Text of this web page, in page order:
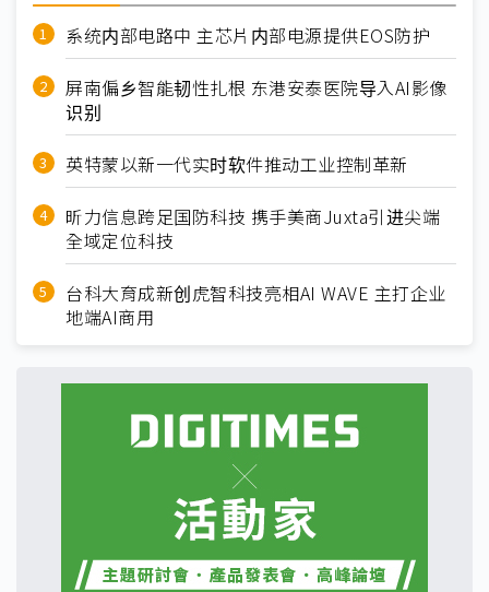
系统内部电路中 主芯片内部电源提供EOS防护
屏南偏乡智能韧性扎根 东港安泰医院导入AI影像
识别
英特蒙以新一代实时软件推动工业控制革新
昕力信息跨足国防科技 携手美商Juxta引进尖端
全域定位科技
台科大育成新创虎智科技亮相AI WAVE 主打企业
地端AI商用